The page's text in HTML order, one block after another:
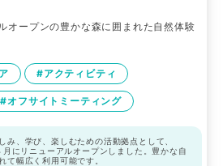
オープンの豊かな森に囲まれた自然体験
#アクティビティ
#オフサイトミーティング
み、学び、楽しむための活動拠点として、
にリニューアルオープンしました。豊かな自
て幅広く利用可能です。